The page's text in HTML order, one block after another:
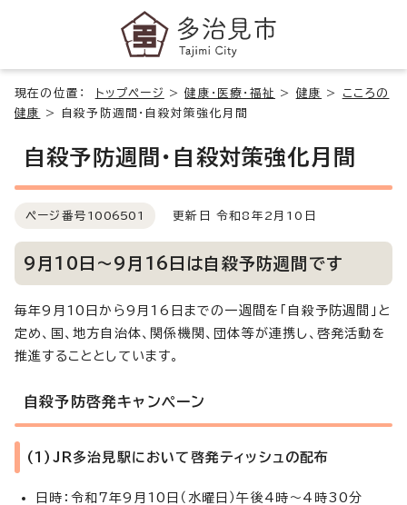
現在の位置： トップページ >健康・医療・福祉 > 健康 >
こころの
健康
> 自殺予防週間・自殺対策強化月間
自殺予防週間・自殺対策強化月間
ページ番号 1006501 更新日 令和8年2月10日
9月10日～9月16日は自殺予防週間です
毎年9月10日から9月16日までの一週間を「自殺予防週間」と
定め、国、地方自治体、関係機関、団体等が連携し、啓発活動を
推進することとしています。
自殺予防啓発キャンペーン
(1)JR多治見駅において啓発ティッシュの配布
日時：令和7年9月10日（水曜日）午後4時～4時30分